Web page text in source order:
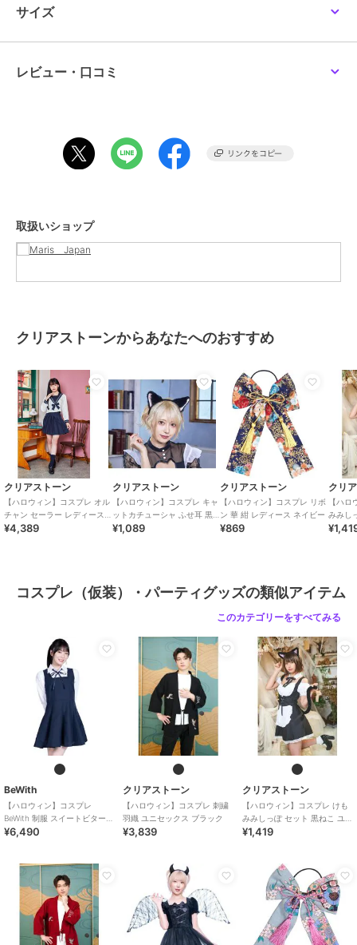
グレー
**
サイズ
レビュー・口コミ
取扱いショップ
クリアストーンからあなたへのおすすめ
クリアストーン
【ハロウィン】コスプレ オル
チャン セーラー レディース
ネイビー
¥4,389
クリアストーン
【ハロウィン】コスプレ キャ
ットカチューシャ ふせ耳 黒×
ピンク ユニセックス
¥1,089
クリアストーン
【ハロウィン】コスプレ リボ
ン 華 紺 レディース ネイビー
¥869
クリ
【ハ
みみし
ニセッ
コスプレ（仮装）・パーティグッズの類似アイテム
このカテゴリーをすべてみる
BeWith
【ハロウィン】コスプレ
BeWith 制服 スイートビター学
園ブラック かわいい
¥6,490
クリアストーン
【ハロウィン】コスプレ 刺繍
羽織 ユニセックス ブラック
¥3,839
クリアストーン
【ハロウィン】コスプレ けも
みみしっぽ セット 黒ねこ ユニ
セックス ブラック
¥1,419